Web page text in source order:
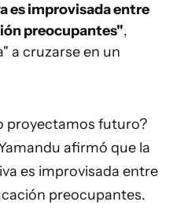
es improvisada entre
preocupantes",
a cruzarse en un
proyectamos futuro?
afirmó que la
es improvisada entre
preocupantes.